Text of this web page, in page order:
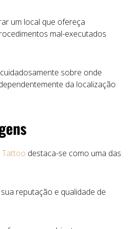
um local que ofereça
mal-executados
sobre onde
da localização
Tattoo destaca-se como uma das
reputação e qualidade de